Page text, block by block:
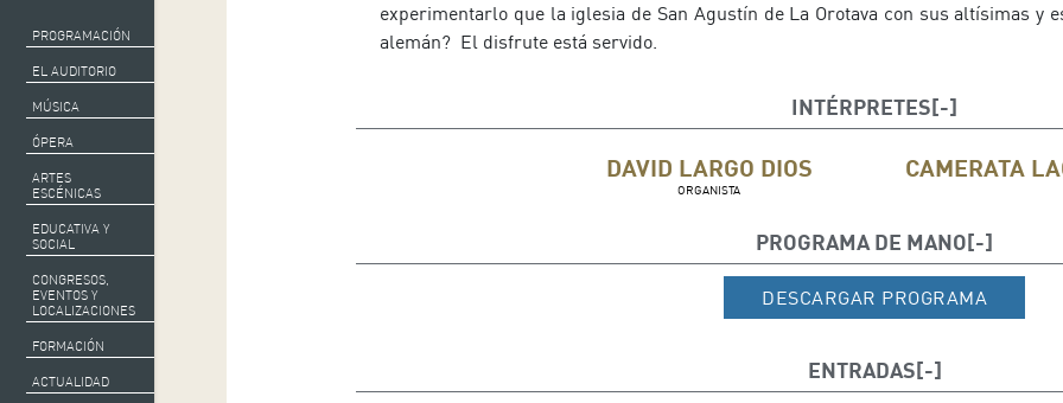
PROGRAMACIÓN
EL AUDITORIO
MÚSICA
ÓPERA
ARTES
ESCÉNICAS
EDUCATIVA Y
SOCIAL
CONGRESOS,
EVENTOS Y
LOCALIZACIONES
FORMACIÓN
ACTUALIDAD
experimentarlo que la iglesia de San Agustín de La Orotava con sus altísimas y
alemán? El disfrute está servido.
INTÉRPRETES
DAVID LARGO DIOS
ORGANISTA
CAMERATA
PROGRAMA DE MANO
DESCARGAR PROGRAMA
ENTRADAS